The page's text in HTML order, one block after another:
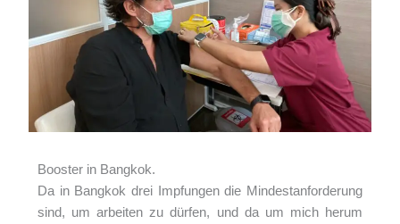
Booster in Bangkok.
Da in Bangkok drei Impfungen die Mindestanforderung
sind, um arbeiten zu dürfen, und da um mich herum